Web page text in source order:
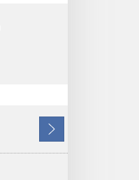
ถัด
ไป